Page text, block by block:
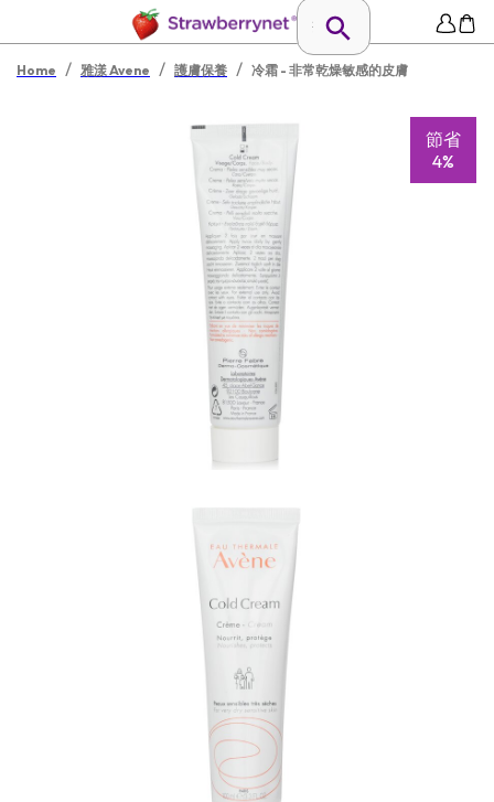
Home / 雅漾 Avene / 護膚保養 / 冷霜 - 非常乾燥敏感的皮膚
節省
4%